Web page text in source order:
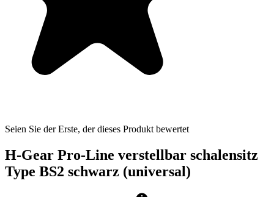
Seien Sie der Erste, der dieses Produkt bewertet
H-Gear Pro-Line verstellbar schalensitz
Type BS2 schwarz (universal)